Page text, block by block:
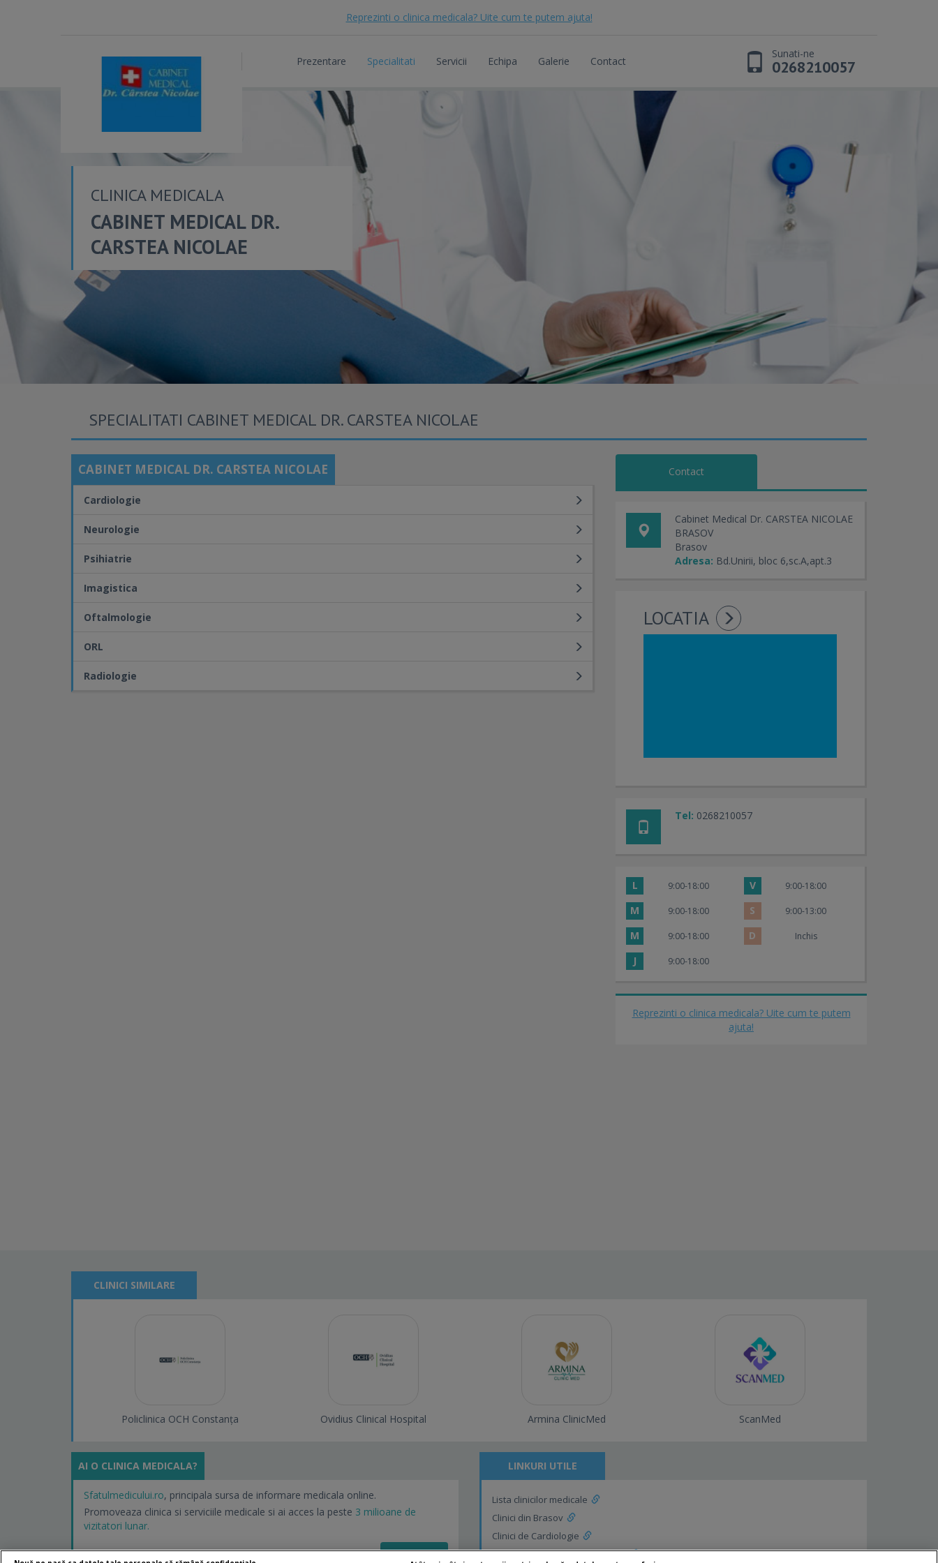
Reprezinti o clinica medicala? Uite cum te putem ajuta!
Prezentare Specialitati Servicii Echipa Galerie Contact
Sunati-ne
0268210057
CLINICA MEDICALA
CABINET MEDICAL DR.
CARSTEA NICOLAE
SPECIALITATI CABINET MEDICAL DR. CARSTEA NICOLAE
CABINET MEDICAL DR. CARSTEA NICOLAE
Cardiologie
Neurologie
Psihiatrie
Imagistica
Oftalmologie
ORL
Radiologie
Contact
Cabinet Medical Dr. CARSTEA NICOLAE
BRASOV
Brasov
Adresa: Bd.Unirii, bloc 6,sc.A,apt.3
LOCATIA
Tel: 0268210057
L 9:00-18:00 V 9:00-18:00
M 9:00-18:00 S 9:00-13:00
M 9:00-18:00 D Inchis
J 9:00-18:00
Reprezinti o clinica medicala? Uite cum te putem
ajuta!
CLINICI SIMILARE
Policlinica OCH Constanța Ovidius Clinical Hospital Armina ClinicMed ScanMed
AI O CLINICA MEDICALA?
Sfatulmedicului.ro, principala sursa de informare medicala online.
Promoveaza clinica si serviciile medicale si ai acces la peste 3 milioane de
vizitatori lunar.
Vezi detalii!
LINKURI UTILE
Lista clinicilor medicale
Clinici din Brasov
Clinici de Cardiologie
Clinici de Cardiologie din Brasov